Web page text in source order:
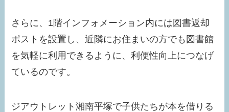
さらに、1階インフォメーション内には図書返却
ポストを設置し、近隣にお住まいの方でも図書館
を気軽に利用できるように、利便性向上につなげ
ているのです。
ジアウトレット湘南平塚で子供たちが本を借りる